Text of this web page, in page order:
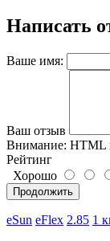
Написать
Ваше имя:
Ваш отзыв
Внимание: HTML
Рейтинг
Хорошо
Продолжить
eSun eFlex 2.85 1